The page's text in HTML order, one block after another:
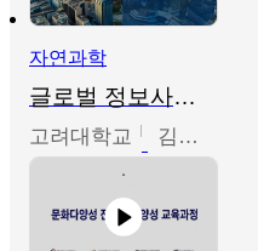
자연과학
글로벌 정보사회와 통계의 창의적 기능
고려대학교 김희영